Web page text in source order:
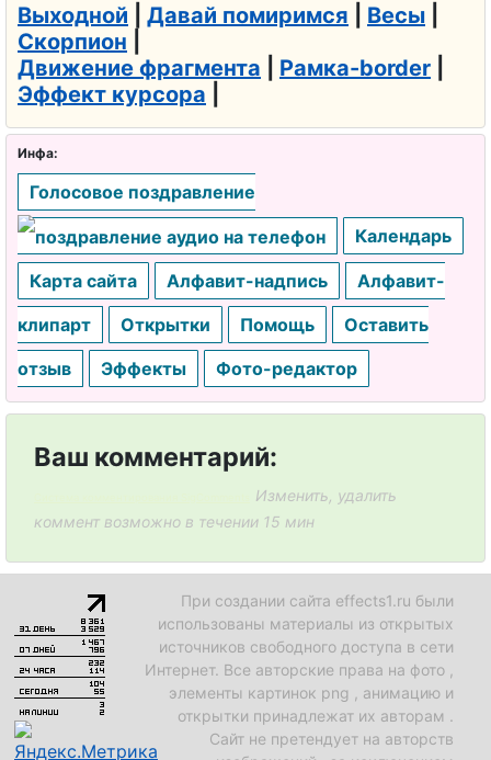
Выходной Давай помиримся Весы
Скорпион
Движение фрагмента
Рамка-border
Эффект курсора
Инфа:
Голосовое поздравление
Календарь
Карта сайта Алфавит-надпись
Алфавит-
клипарт
Открытки Помощь
Оставить
отзыв
Эффекты Фото-редактор
Ваш комментарий:
Изменить, удалить
коммент возможно в течении 15 мин
При создании сайта effects1.ru были
использованы материалы из открытых
источников свободного доступа в сети
Интернет. Все авторские права на фото ,
элементы картинок png , анимацию и
открытки принадлежат их авторам .
Сайт не претендует на авторств